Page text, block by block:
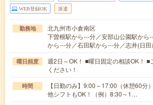
WEB登録OK 派遣
勤務地
北九州市小倉南区
下曽根駅から---分／安部山公園駅から
から---分／石田駅から---分／志井(日
曜日頻度
週2日～OK！ ■曜日固定の相談OK！ ■
ください！
時間
【日勤のみ】9:00～17:00（休憩60分
他シフトもOK！（例）8:30～1…